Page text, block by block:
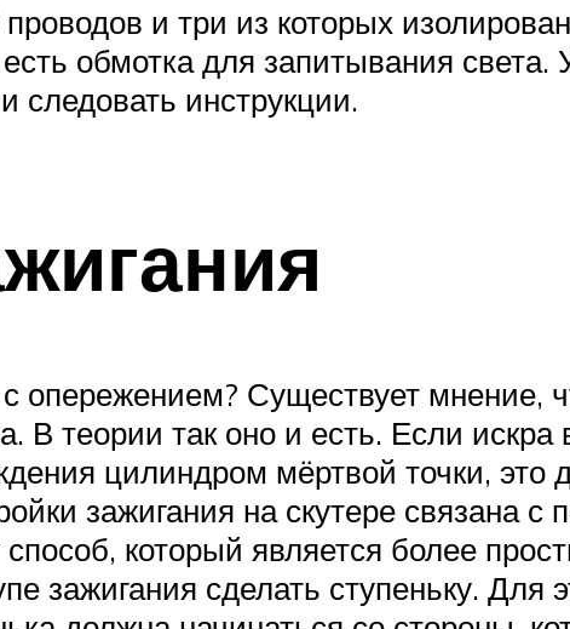
и три из которых
обмотка для запитывания света.
следовать инструкции.
опережением? Существует мнение,
В теории так оно и есть. Если
цилиндром мёртвой точки,
зажигания на скутере связана с
способ, который является более
зажигания сделать ступеньку. Для